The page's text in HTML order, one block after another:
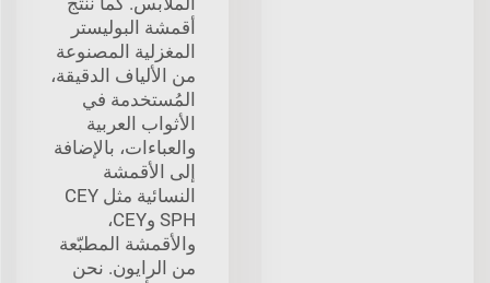
أقمشة البوليستر
المغزلية المصنوعة
من الألياف الدقيقة،
المُستخدمة في
الأثواب العربية
والعباءات، بالإضافة
إلى الأقمشة
النسائية مثل CEY
SPH وCEY،
والأقمشة المطبّعة
من الرايون. نحن